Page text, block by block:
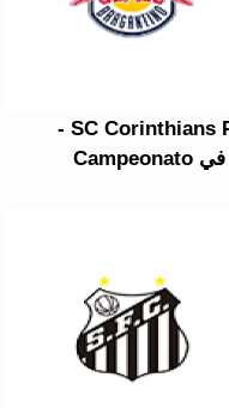
مباراة RB Bragantino ضد SC Corinthians Paulista -
الموعد 2026-08-10 والقنوات الناقلة في Campeonato